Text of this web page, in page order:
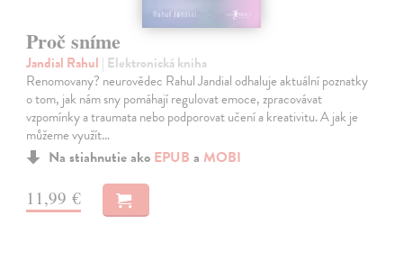
Proč sníme
Jandial Rahul | Elektronická kniha
Renomovany? neurovědec Rahul Jandial odhaluje aktuální poznatky
o tom, jak nám sny pomáhají regulovat emoce, zpracovávat
vzpomínky a traumata nebo podporovat učení a kreativitu. A jak je
můžeme využít…
Na stiahnutie ako EPUB a MOBI
11,99 €